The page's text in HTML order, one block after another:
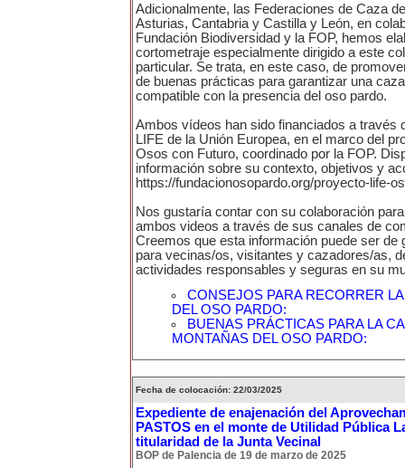
Adicionalmente, las Federaciones de Caza
Asturias, Cantabria y Castilla y León, en
Fundación Biodiversidad y la FOP, hemos
cortometraje especialmente dirigido a este
particular. Se trata, en este caso, de
de buenas prácticas para garantizar una
compatible con la presencia del oso pardo.
Ambos vídeos han sido financiados a través
LIFE de la Unión Europea, en el marco del
Osos con Futuro, coordinado por la FOP.
información sobre su contexto, objetivos y
https://fundacionosopardo.org/proyecto-life-
Nos gustaría contar con su colaboración
ambos videos a través de sus canales de
Creemos que esta información puede ser de
para vecinas/os, visitantes y cazadores/as,
actividades responsables y seguras en su
CONSEJOS PARA RECORRER
DEL OSO PARDO:
BUENAS PRÁCTICAS PARA LA
MONTAÑAS DEL OSO PARDO:
Fecha de colocación: 22/03/2025
Expediente de enajenación del
PASTOS en el monte de Utilidad Pública
titularidad de la Junta Vecinal
BOP de Palencia de 19 de marzo de 2025